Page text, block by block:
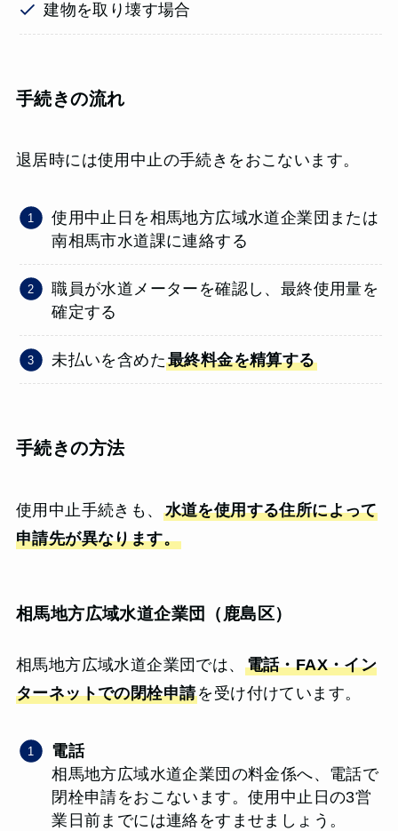
建物を取り壊す場合
手続きの流れ
退居時には使用中止の手続きをおこないます。
使用中止日を相馬地方広域水道企業団または
南相馬市水道課に連絡する
職員が水道メーターを確認し、最終使用量を
確定する
未払いを含めた最終料金を精算する
手続きの方法
使用中止手続きも、 水道を使用する住所によって
申請先が異なります。
相馬地方広域水道企業団（鹿島区）
相馬地方広域水道企業団では、 電話・FAX・イン
ターネットでの閉栓申請を受け付けています。
電話
相馬地方広域水道企業団の料金係へ、電話で
閉栓申請をおこないます。使用中止日の3営
業日前までには連絡をすませましょう。